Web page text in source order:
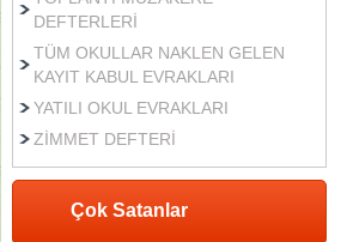
DEFTERLERİ
TÜM OKULLAR NAKLEN GELEN
KAYIT KABUL EVRAKLARI
YATILI OKUL EVRAKLARI
ZİMMET DEFTERİ
Çok Satanlar